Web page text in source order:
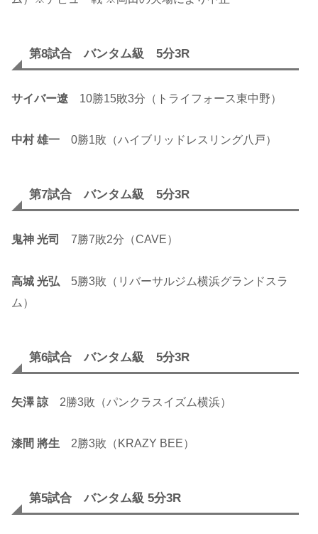
第8試合 バンタム級 5分3R
サイバー遼 10勝15敗3分（トライフォース東中野）
中村 雄一 0勝1敗（ハイブリッドレスリング八戸）
第7試合 バンタム級 5分3R
鬼神 光司 7勝7敗2分（CAVE）
高城 光弘 5勝3敗（リバーサルジム横浜グランドスラ
ム）
第6試合 バンタム級 5分3R
矢澤 諒 2勝3敗（パンクラスイズム横浜）
漆間 將生 2勝3敗（KRAZY BEE）
第5試合 バンタム級 5分3R